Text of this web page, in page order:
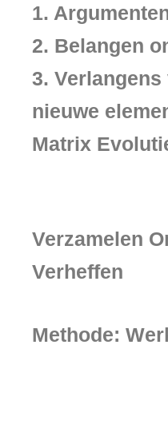
1.
2. Belangen
3.
nieuwe
Matrix
Verzamelen
Verheffen
Methode: